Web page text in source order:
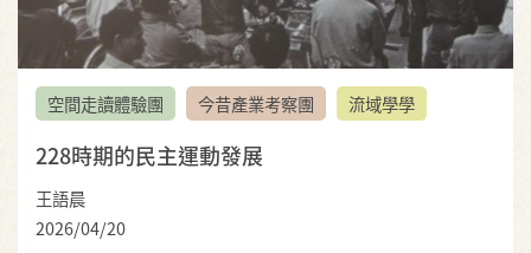
空間走讀體驗團 今昔產業考察團 流域學學
228時期的民主運動發展
王語晨
2026/04/20